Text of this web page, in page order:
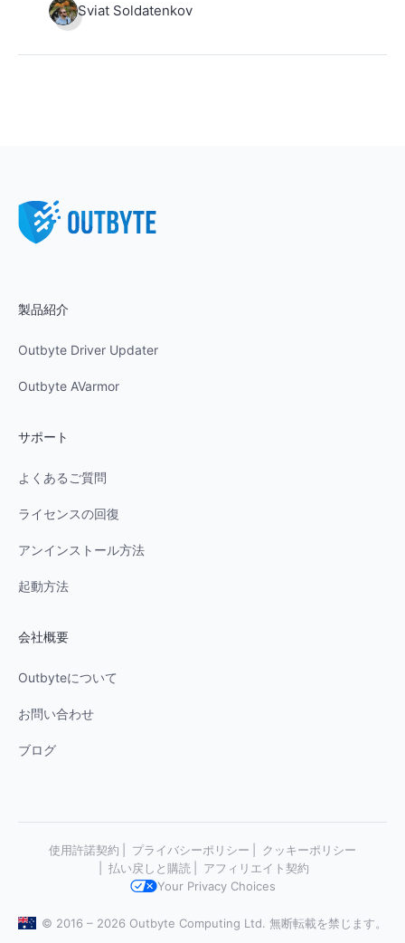
Sviat Soldatenkov
製品紹介
Outbyte Driver Updater
Outbyte AVarmor
サポート
よくあるご質問
ライセンスの回復
アンインストール方法
起動方法
会社概要
Outbyteについて
お問い合わせ
ブログ
使用許諾契約 プライバシーポリシー
クッキーポリシー
払い戻しと購読
アフィリエイト契約
Your Privacy Choices
© 2016 – 2026 Outbyte Computing Ltd. 無断転載を禁じます。